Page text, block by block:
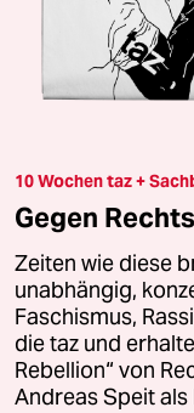
10 Wochen taz +
Gegen
Zeiten wie diese
unabhängig,
Faschismus,
die taz und
Rebellion“ von
Andreas Speit als